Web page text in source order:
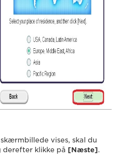
vises, skal du
klikke på [Næste].